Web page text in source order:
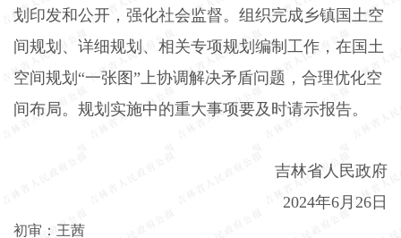
划印发和公开，强化社会监督。组织完成乡镇国土空
间规划、详细规划、相关专项规划编制工作，在国土
空间规划“一张图”上协调解决矛盾问题，合理优化空
间布局。规划实施中的重大事项要及时请示报告。
吉林省人民政府
2024年6 月 26日
初审：王茜